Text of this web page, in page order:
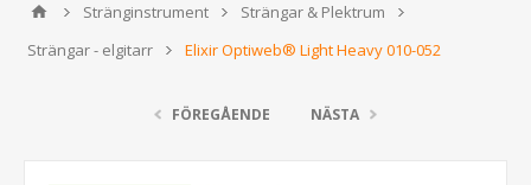
Stränginstrument
Strängar & Plektrum
Strängar - elgitarr
Elixir Optiweb® Light Heavy 010-052
FÖREGÅENDE NÄSTA